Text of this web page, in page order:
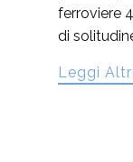
ferroviere
di
Leggi